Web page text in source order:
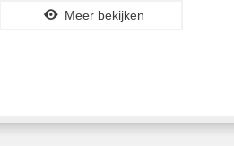
Meer bekijken